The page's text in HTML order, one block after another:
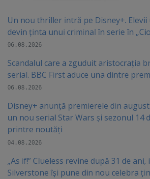
Un nou thriller intră pe Disney+. Elevii
devin ținta unui criminal în serie în
06.08.2026
Scandalul care a zguduit aristocrația
serial. BBC First aduce una dintre
06.08.2026
Disney+ anunță premierele din
un nou serial Star Wars și sezonul 14
printre noutăți
04.08.2026
„As if!” Clueless revine după 31 de ani,
Silverstone își pune din nou celebra